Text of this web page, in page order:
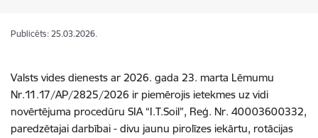
Publicēts: 25.03.2026.
Valsts vides dienests ar 2026. gada 23. marta Lēmumu
Nr.11.17/AP/2825/2026 ir piemērojis ietekmes uz vidi
novērtējuma procedūru SIA “I.T.Soil”, Reģ. Nr. 40003600332,
paredzētajai darbībai - divu jaunu pirolīzes iekārtu, rotācijas